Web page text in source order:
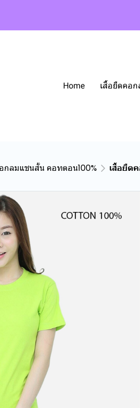
Home เสื้อยืดคอก
กลมแชนสั้น คอทตอน100% เสื้อยืด